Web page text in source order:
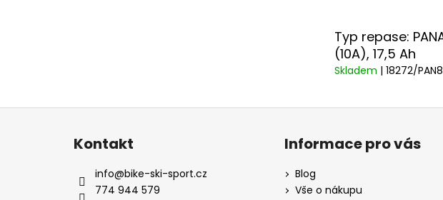
Typ repase:
(10A), 17,5 Ah
Skladem | 18272/PAN8
Kontakt
info@bike-ski-sport.cz
774 944 579
Informace pro vás
Blog
Vše o nákupu